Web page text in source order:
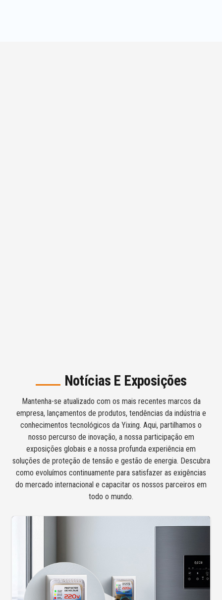
Notícias E Exposições
Mantenha-se atualizado com os mais recentes marcos da
empresa, lançamentos de produtos, tendências da indústria e
conhecimentos tecnológicos da Yixing. Aqui, partilhamos o
nosso percurso de inovação, a nossa participação em
exposições globais e a nossa profunda experiência em
soluções de proteção de tensão e gestão de energia. Descubra
como evoluímos continuamente para satisfazer as exigências
do mercado internacional e capacitar os nossos parceiros em
todo o mundo.